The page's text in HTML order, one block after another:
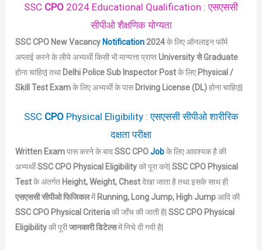
SSC CPO 2024 Educational Qualification : एसएससी
सीपीओ शैक्षणिक योग्यता
SSC CPO New VacancyNotification 2024के लिए ऑनलाइन फॉर्म
अप्लाई करने के लीये अभ्यर्थी किसी भी मान्यत्ता प्राप्तUniversity से Graduate
होना चाहिए| तथा Delhi Police Sub Inspector Postके लिए Physical /
Skill Test Examके लिए अभ्यर्थी के पास Driving License (DL)होना चाहिए||
SSC CPO Physical Eligibility : एसएससी सीपीओ शारीरिक
दक्षता परीक्षा
Written Examपास करने के बादSSC CPOJobके लिए आवश्यक है की
अभ्यर्थीSSC CPO Physical Eligibilityको पूरा करे|SSC CPO Physical
Testके अंतर्गत Height, Weight, Chestदेखा जाता है तथा इसके साथ ही
एसएससी सीपीओ फिजिकलमेंRunning, Long Jump, High Jumpआदि की
SSC CPO Physical Criteriaकी जाँच की जाती है|SSC CPO Physical
Eligibilityकी पूरीजानकारी डिटेल्समें निचे दी गयी है|